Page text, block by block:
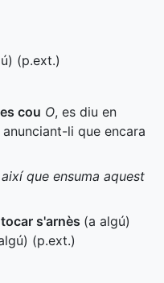
(p.ext.)
cou O, es diu en
li que encara
que ensuma aquest
tocar s'arnès (a algú)
(p.ext.)